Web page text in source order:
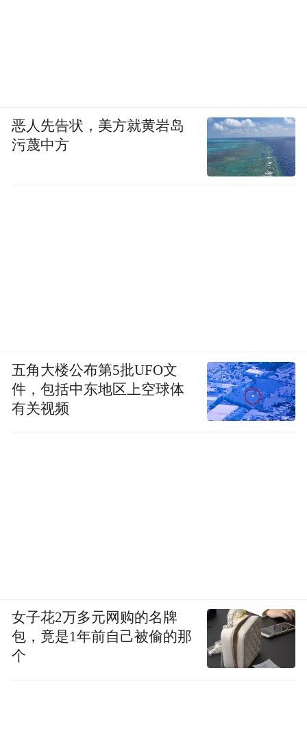
恶人先告状，美方就黄岩岛
污蔑中方
五角大楼公布第5批UFO文
件，包括中东地区上空球体
有关视频
女子花2万多元网购的名牌
包，竟是1年前自己被偷的那
个